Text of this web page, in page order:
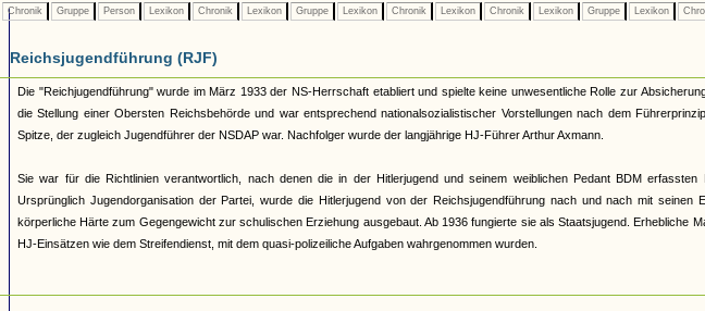
Chronik Gruppe Person Lexikon Chronik Lexikon Gruppe Lexikon Chronik Lexikon Chronik Lexikon Gruppe Lexikon
Reichsjugendführung (RJF)
Die "Reichjugendführung" wurde im März 1933 der NS-Herrschaft etabliert und spielte keine unwesentliche Rolle zur
die Stellung einer Obersten Reichsbehörde und war entsprechend nationalsozialistischer Vorstellungen nach dem
Spitze, der zugleich Jugendführer der NSDAP war. Nachfolger wurde der langjährige HJ-Führer Arthur Axmann.
Sie war für die Richtlinien verantwortlich, nach denen die in der Hitlerjugend und seinem weiblichen Pedant BDM erfassten
Ursprünglich Jugendorganisation der Partei, wurde die Hitlerjugend von der Reichsjugendführung nach und nach mit seinen
körperliche Härte zum Gegengewicht zur schulischen Erziehung ausgebaut. Ab 1936 fungierte sie als Staatsjugend. Erhebliche
HJ-Einsätzen wie dem Streifendienst, mit dem quasi-polizeiliche Aufgaben wahrgenommen wurden.